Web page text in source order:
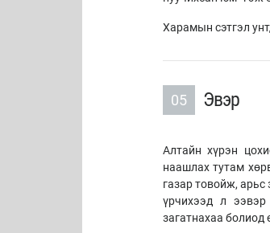
Харамын сэтгэл
05 Эвэр
Алтайн хүрэн
наашлах тутам
газар товойж,
үрчихээд л
загатнахаа болиод